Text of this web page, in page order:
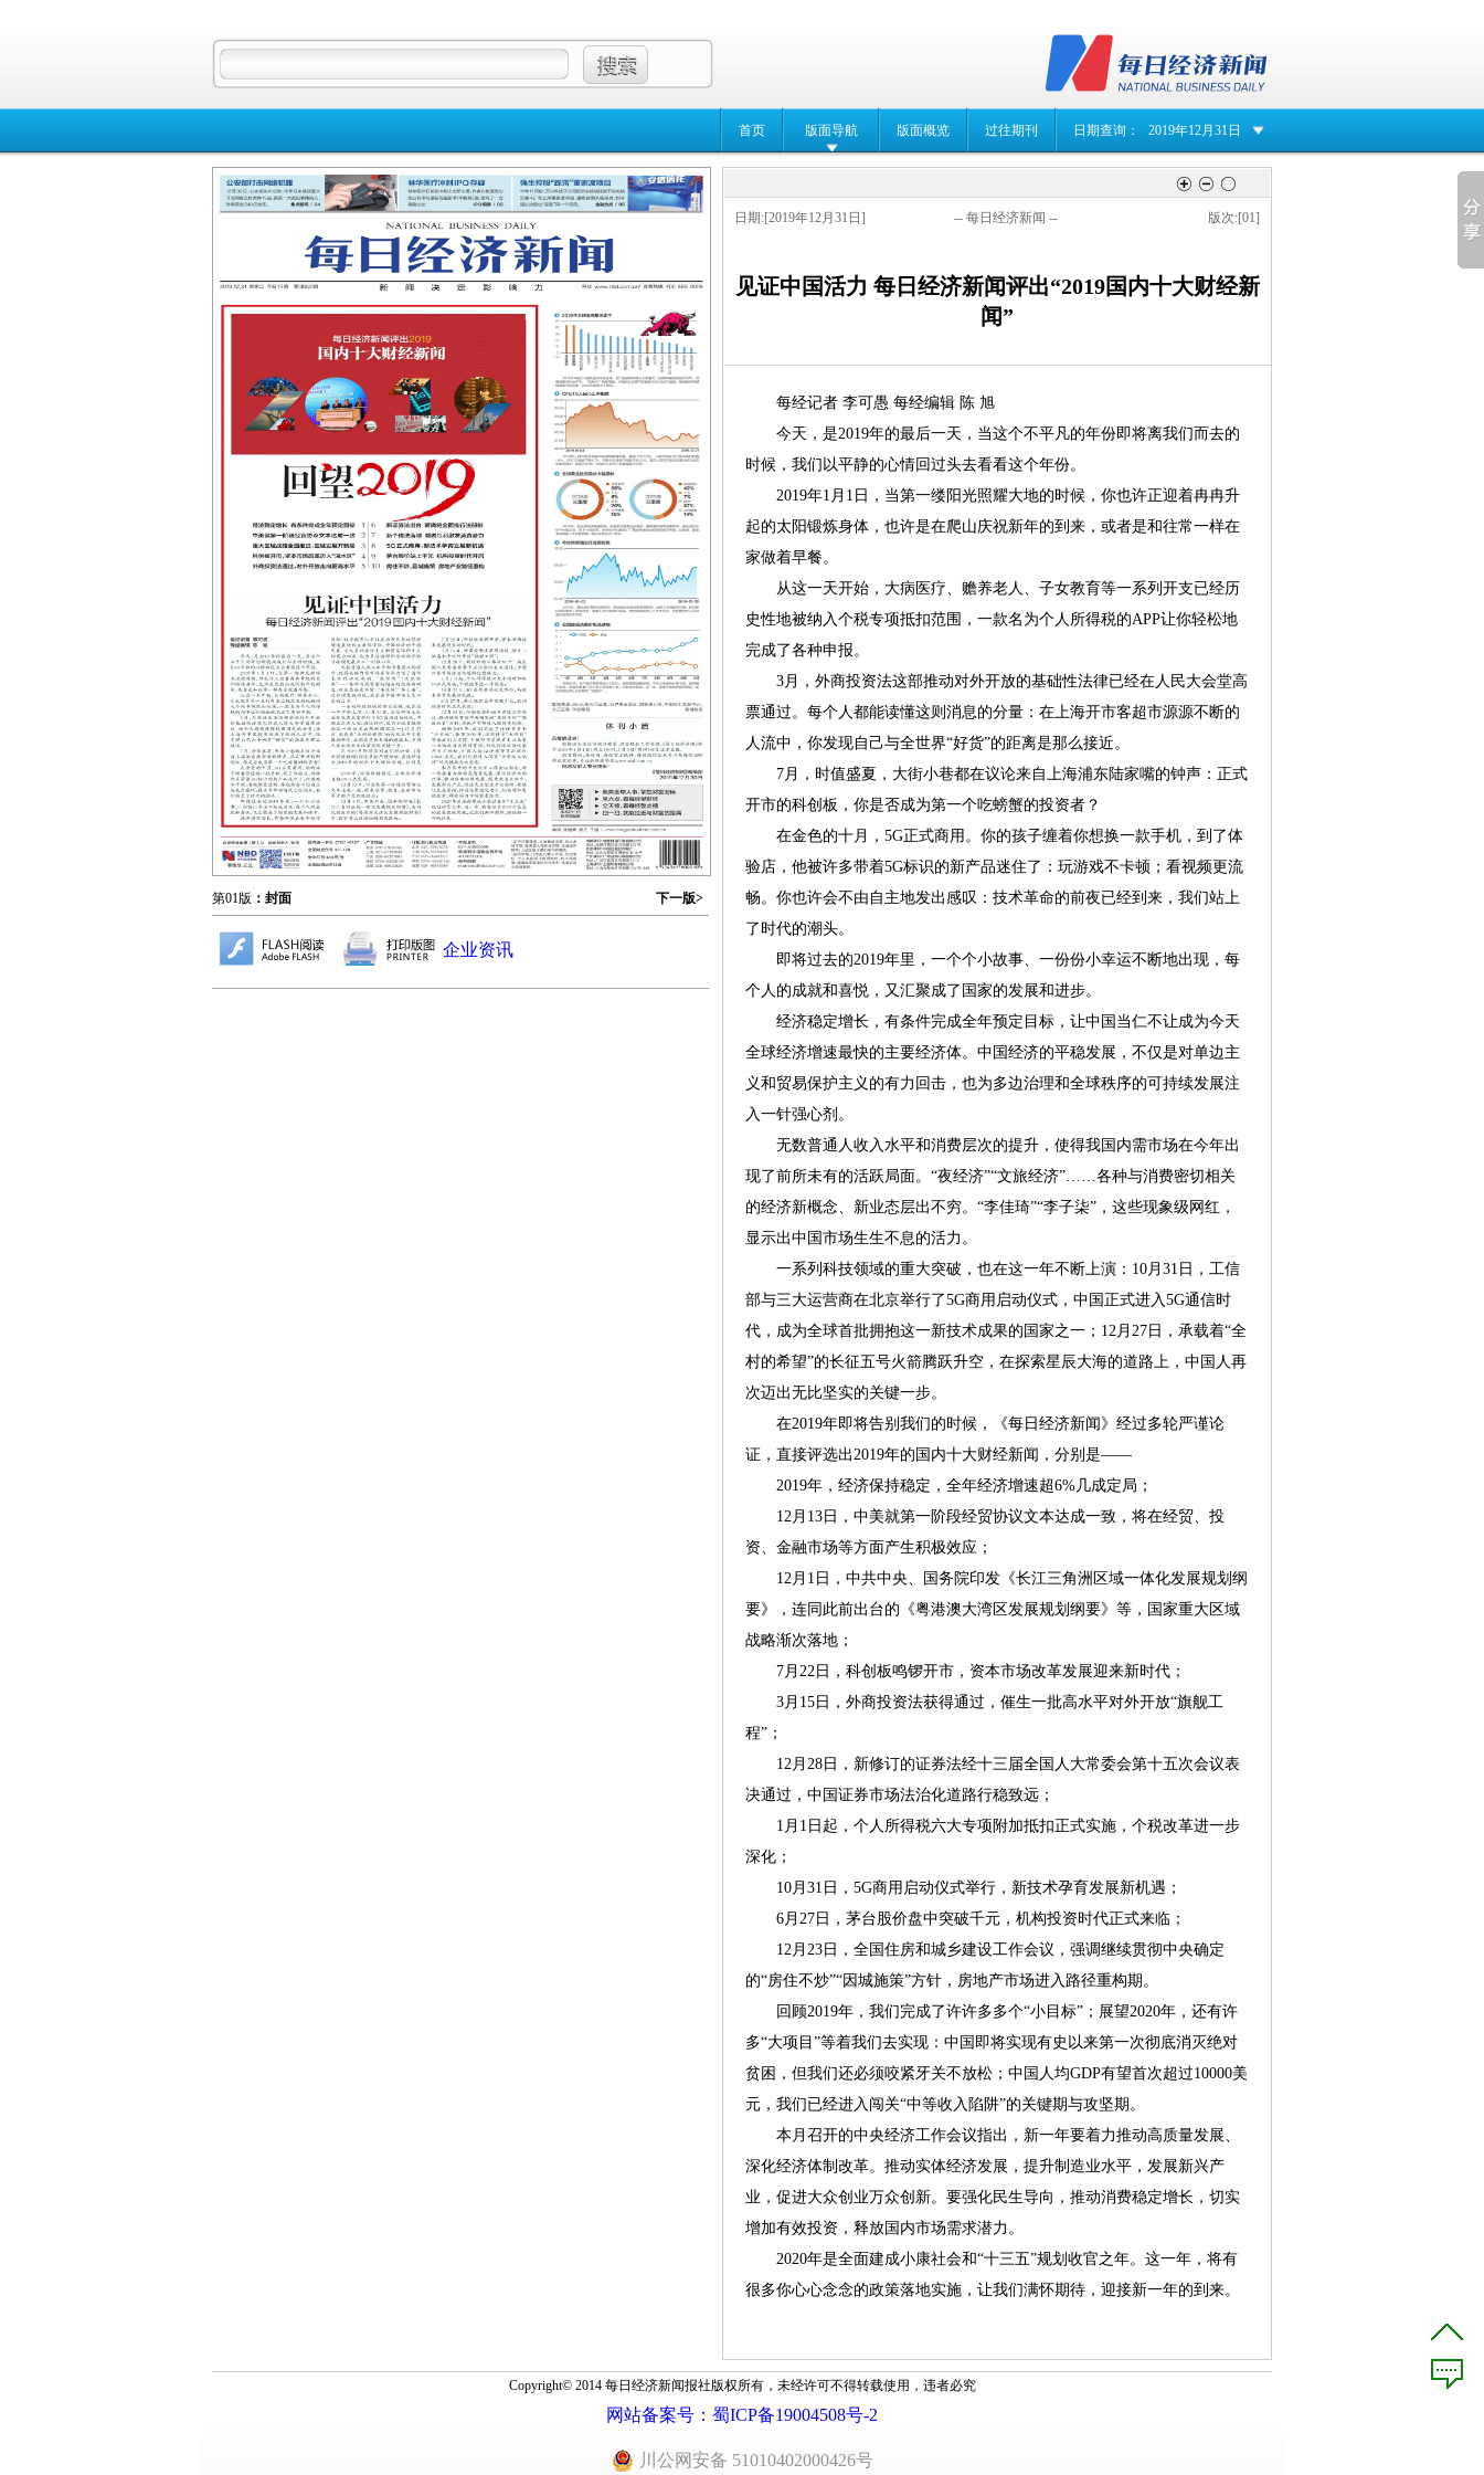
首页 版面导航 版面概览 过往期刊 日期查询： 2019年12月31日
第01版 ：封面 下一版>
企业资讯
日期:[2019年12月31日] -- 每日经济新闻 -- 版次:[01]
见证中国活力 每日经济新闻评出“2019国内十大财经新
闻”
每经记者 李可愚 每经编辑 陈 旭
今天，是2019年的最后一天，当这个不平凡的年份即将离我们而去的
时候，我们以平静的心情回过头去看看这个年份。
2019年1月1日，当第一缕阳光照耀大地的时候，你也许正迎着冉冉升
起的太阳锻炼身体，也许是在爬山庆祝新年的到来，或者是和往常一样在
家做着早餐。
从这一天开始，大病医疗、赡养老人、子女教育等一系列开支已经历
史性地被纳入个税专项抵扣范围，一款名为个人所得税的APP让你轻松地
完成了各种申报。
3月，外商投资法这部推动对外开放的基础性法律已经在人民大会堂高
票通过。每个人都能读懂这则消息的分量：在上海开市客超市源源不断的
人流中，你发现自己与全世界“好货”的距离是那么接近。
7月，时值盛夏，大街小巷都在议论来自上海浦东陆家嘴的钟声：正式
开市的科创板，你是否成为第一个吃螃蟹的投资者？
在金色的十月，5G正式商用。你的孩子缠着你想换一款手机，到了体
验店，他被许多带着5G标识的新产品迷住了：玩游戏不卡顿；看视频更流
畅。你也许会不由自主地发出感叹：技术革命的前夜已经到来，我们站上
了时代的潮头。
即将过去的2019年里，一个个小故事、一份份小幸运不断地出现，每
个人的成就和喜悦，又汇聚成了国家的发展和进步。
经济稳定增长，有条件完成全年预定目标，让中国当仁不让成为今天
全球经济增速最快的主要经济体。中国经济的平稳发展，不仅是对单边主
义和贸易保护主义的有力回击，也为多边治理和全球秩序的可持续发展注
入一针强心剂。
无数普通人收入水平和消费层次的提升，使得我国内需市场在今年出
现了前所未有的活跃局面。“夜经济”“文旅经济”……各种与消费密切相关
的经济新概念、新业态层出不穷。“李佳琦”“李子柒”，这些现象级网红，
显示出中国市场生生不息的活力。
一系列科技领域的重大突破，也在这一年不断上演：10月31日，工信
部与三大运营商在北京举行了5G商用启动仪式，中国正式进入5G通信时
代，成为全球首批拥抱这一新技术成果的国家之一；12月27日，承载着“全
村的希望”的长征五号火箭腾跃升空，在探索星辰大海的道路上，中国人再
次迈出无比坚实的关键一步。
在2019年即将告别我们的时候，《每日经济新闻》经过多轮严谨论
证，直接评选出2019年的国内十大财经新闻，分别是——
2019年，经济保持稳定，全年经济增速超6%几成定局；
12月13日，中美就第一阶段经贸协议文本达成一致，将在经贸、投
资、金融市场等方面产生积极效应；
12月1日，中共中央、国务院印发《长江三角洲区域一体化发展规划纲
要》，连同此前出台的《粤港澳大湾区发展规划纲要》等，国家重大区域
战略渐次落地；
7月22日，科创板鸣锣开市，资本市场改革发展迎来新时代；
3月15日，外商投资法获得通过，催生一批高水平对外开放“旗舰工
程”；
12月28日，新修订的证券法经十三届全国人大常委会第十五次会议表
决通过，中国证券市场法治化道路行稳致远；
1月1日起，个人所得税六大专项附加抵扣正式实施，个税改革进一步
深化；
10月31日，5G商用启动仪式举行，新技术孕育发展新机遇；
6月27日，茅台股价盘中突破千元，机构投资时代正式来临；
12月23日，全国住房和城乡建设工作会议，强调继续贯彻中央确定
的“房住不炒”“因城施策”方针，房地产市场进入路径重构期。
回顾2019年，我们完成了许许多多个“小目标”；展望2020年，还有许
多“大项目”等着我们去实现：中国即将实现有史以来第一次彻底消灭绝对
贫困，但我们还必须咬紧牙关不放松；中国人均GDP有望首次超过10000美
元，我们已经进入闯关“中等收入陷阱”的关键期与攻坚期。
本月召开的中央经济工作会议指出，新一年要着力推动高质量发展、
深化经济体制改革。推动实体经济发展，提升制造业水平，发展新兴产
业，促进大众创业万众创新。要强化民生导向，推动消费稳定增长，切实
增加有效投资，释放国内市场需求潜力。
2020年是全面建成小康社会和“十三五”规划收官之年。这一年，将有
很多你心心念念的政策落地实施，让我们满怀期待，迎接新一年的到来。
Copyright© 2014 每日经济新闻报社版权所有，未经许可不得转载使用，违者必究
网站备案号：蜀ICP备19004508号-2
川公网安备 51010402000426号